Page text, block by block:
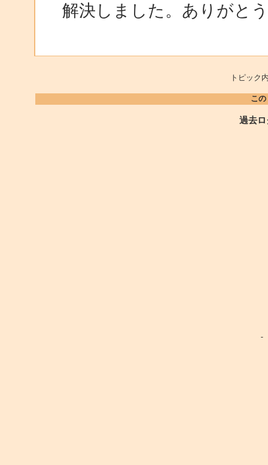
解決しました。ありがと
トピッ
こ
過去